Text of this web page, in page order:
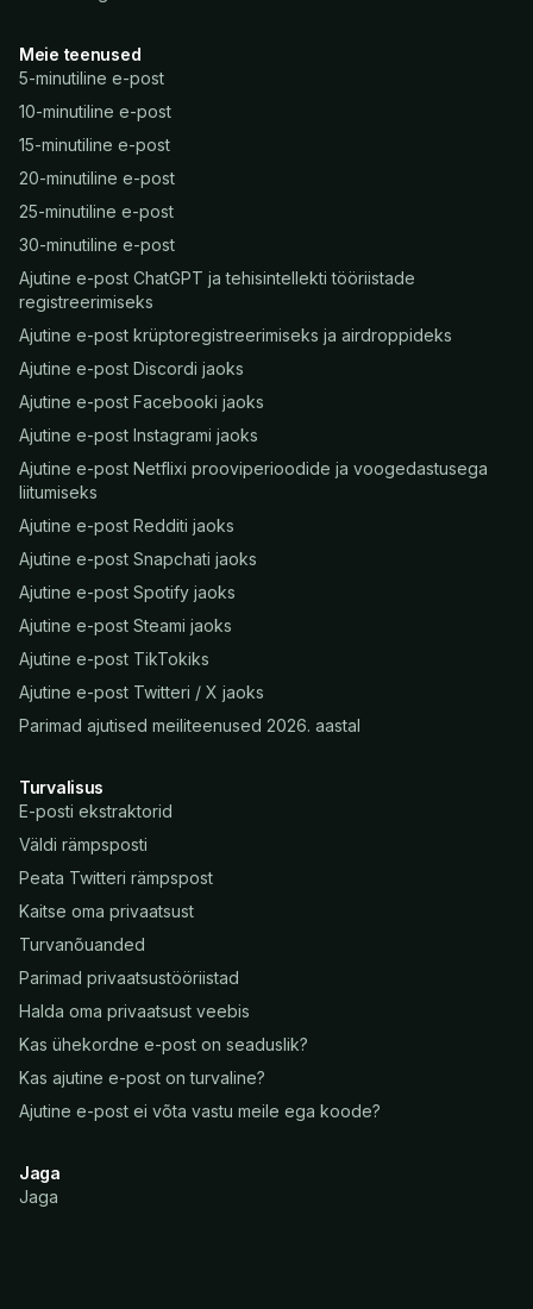
Meie teenused
5-minutiline e-post
10-minutiline e-post
15-minutiline e-post
20-minutiline e-post
25-minutiline e-post
30-minutiline e-post
Ajutine e-post ChatGPT ja tehisintellekti tööriistade
registreerimiseks
Ajutine e-post krüptoregistreerimiseks ja airdroppideks
Ajutine e-post Discordi jaoks
Ajutine e-post Facebooki jaoks
Ajutine e-post Instagrami jaoks
Ajutine e-post Netflixi prooviperioodide ja voogedastusega
liitumiseks
Ajutine e-post Redditi jaoks
Ajutine e-post Snapchati jaoks
Ajutine e-post Spotify jaoks
Ajutine e-post Steami jaoks
Ajutine e-post TikTokiks
Ajutine e-post Twitteri / X jaoks
Parimad ajutised meiliteenused 2026. aastal
Turvalisus
E-posti ekstraktorid
Väldi rämpsposti
Peata Twitteri rämpspost
Kaitse oma privaatsust
Turvanõuanded
Parimad privaatsustööriistad
Halda oma privaatsust veebis
Kas ühekordne e-post on seaduslik?
Kas ajutine e-post on turvaline?
Ajutine e-post ei võta vastu meile ega koode?
Jaga
Jaga